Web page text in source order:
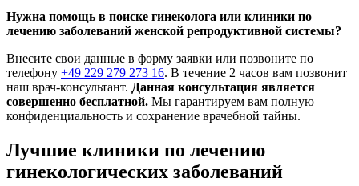
Нужна помощь в поиске гинеколога или клиники по
лечению заболеваний женской репродуктивной системы?
Внесите свои данные в форму заявки или позвоните по
телефону +49 229 279 273 16. В течение 2 часов вам позвонит
наш врач-консультант. Данная консультация является
совершенно бесплатной. Мы гарантируем вам полную
конфиденциальность и сохранение врачебной тайны.
Лучшие клиники по лечению
гинекологических заболеваний